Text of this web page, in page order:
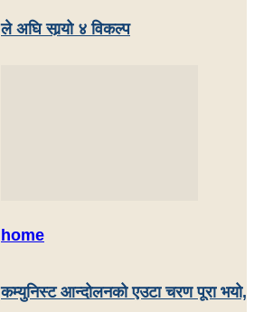
ले अघि सार्‍यो ४ विकल्प
home
कम्युनिस्ट आन्दोलनको एउटा चरण पूरा भयो,